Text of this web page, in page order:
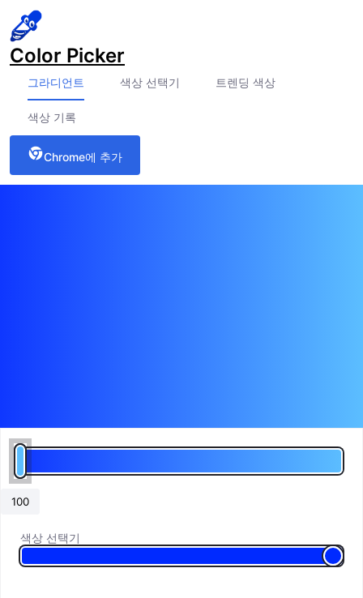
Color Picker
그라디언트 색상 선택기 트렌딩 색상
색상 기록
Chrome에 추가
색상 선택기